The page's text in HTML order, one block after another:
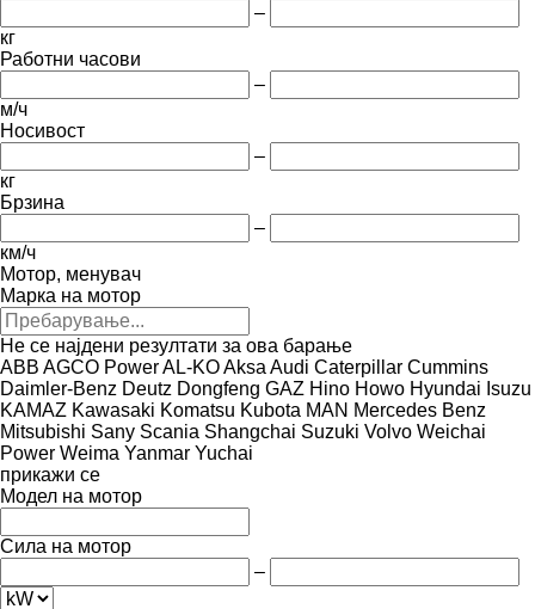
–
кг
Работни часови
–
м/ч
Носивост
–
кг
Брзина
–
км/ч
Мотор, менувач
Марка на мотор
Не се најдени резултати за ова барање
ABB AGCO PowerAL-KOAksa Audi Caterpillar Cummins
Daimler-Benz Deutz Dongfeng GAZ Hino Howo Hyundai Isuzu
KAMAZ Kawasaki Komatsu Kubota MAN Mercedes Benz
Mitsubishi Sany Scania Shangchai Suzuki Volvo Weichai
Power Weima Yanmar Yuchai
прикажи се
Модел на мотор
Сила на мотор
–